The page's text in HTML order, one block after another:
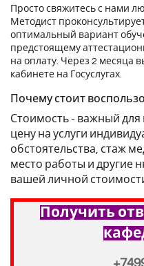
Просто свяжитесь с нами
Методист
оптимальный вариант
предстоящему
на оплату. Через 2 месяца
кабинете на Госуслугах.
Почему стоит
Стоимость - важный
цену на услуги
обстоятельства, стаж
место работы и другие
вашей личной
Получить